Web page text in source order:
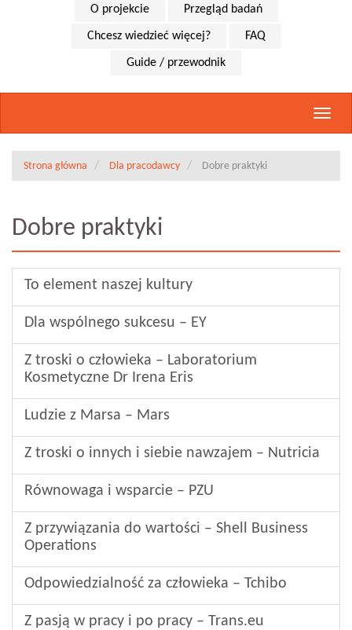
O projekcie Przegląd badań
Chcesz wiedzieć więcej? FAQ
Guide / przewodnik
Strona główna Dla pracodawcy Dobre praktyki
Dobre praktyki
To element naszej kultury
Dla wspólnego sukcesu – EY
Z troski o człowieka – Laboratorium
Kosmetyczne Dr Irena Eris
Ludzie z Marsa – Mars
Z troski o innych i siebie nawzajem – Nutricia
Równowaga i wsparcie – PZU
Z przywiązania do wartości – Shell Business
Operations
Odpowiedzialność za człowieka – Tchibo
Z pasją w pracy i po pracy – Trans.eu